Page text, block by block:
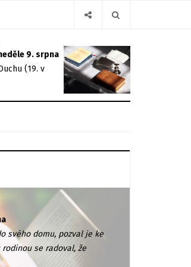
9. srpna
(19. v
svého domu, pozval je ke
se radoval, že